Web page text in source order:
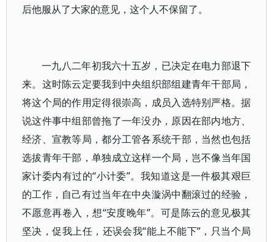
后他服从了大家的意见，这个人不保留了。
一九八二年初我六十五岁，已决定在电力部退下
来。这时陈云定要我到中央组织部组建青年干部局，
将这个局的作用定得很崇高，成员入选特别严格。据
说这件事中组部曾拖了一年没办，原因在部内地方、
经济、宣教等局，都分工管各系统干部，当然也包括
选拔青年干部，单独成立这样一个局，岂不像当年国
家计委内有过的“小计委”。我知道这是一件极其艰巨
的工作，自己有过当年在中央漩涡中翻滚过的经验，
不愿意再卷入，想“安度晚年”。可是陈云的意见极其
坚决，促我上任，还误会我“能上不能下”，只当个局